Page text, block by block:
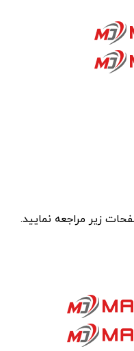
زیر مراجعه نمایید.